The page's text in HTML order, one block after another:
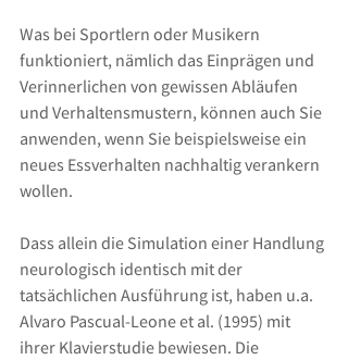
Was bei Sportlern oder Musikern
funktioniert, nämlich das Einprägen und
Verinnerlichen von gewissen Abläufen
und Verhaltensmustern, können auch Sie
anwenden, wenn Sie beispielsweise ein
neues Essverhalten nachhaltig verankern
wollen.
Dass allein die Simulation einer Handlung
neurologisch identisch mit der
tatsächlichen Ausführung ist, haben u.a.
Alvaro Pascual-Leone et al. (1995) mit
ihrer Klavierstudie bewiesen. Die